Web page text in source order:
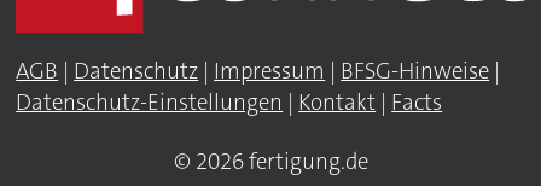
AGB | Datenschutz | Impressum | BFSG-Hinweise |
Datenschutz-Einstellungen | Kontakt | Facts
© 2026 fertigung.de